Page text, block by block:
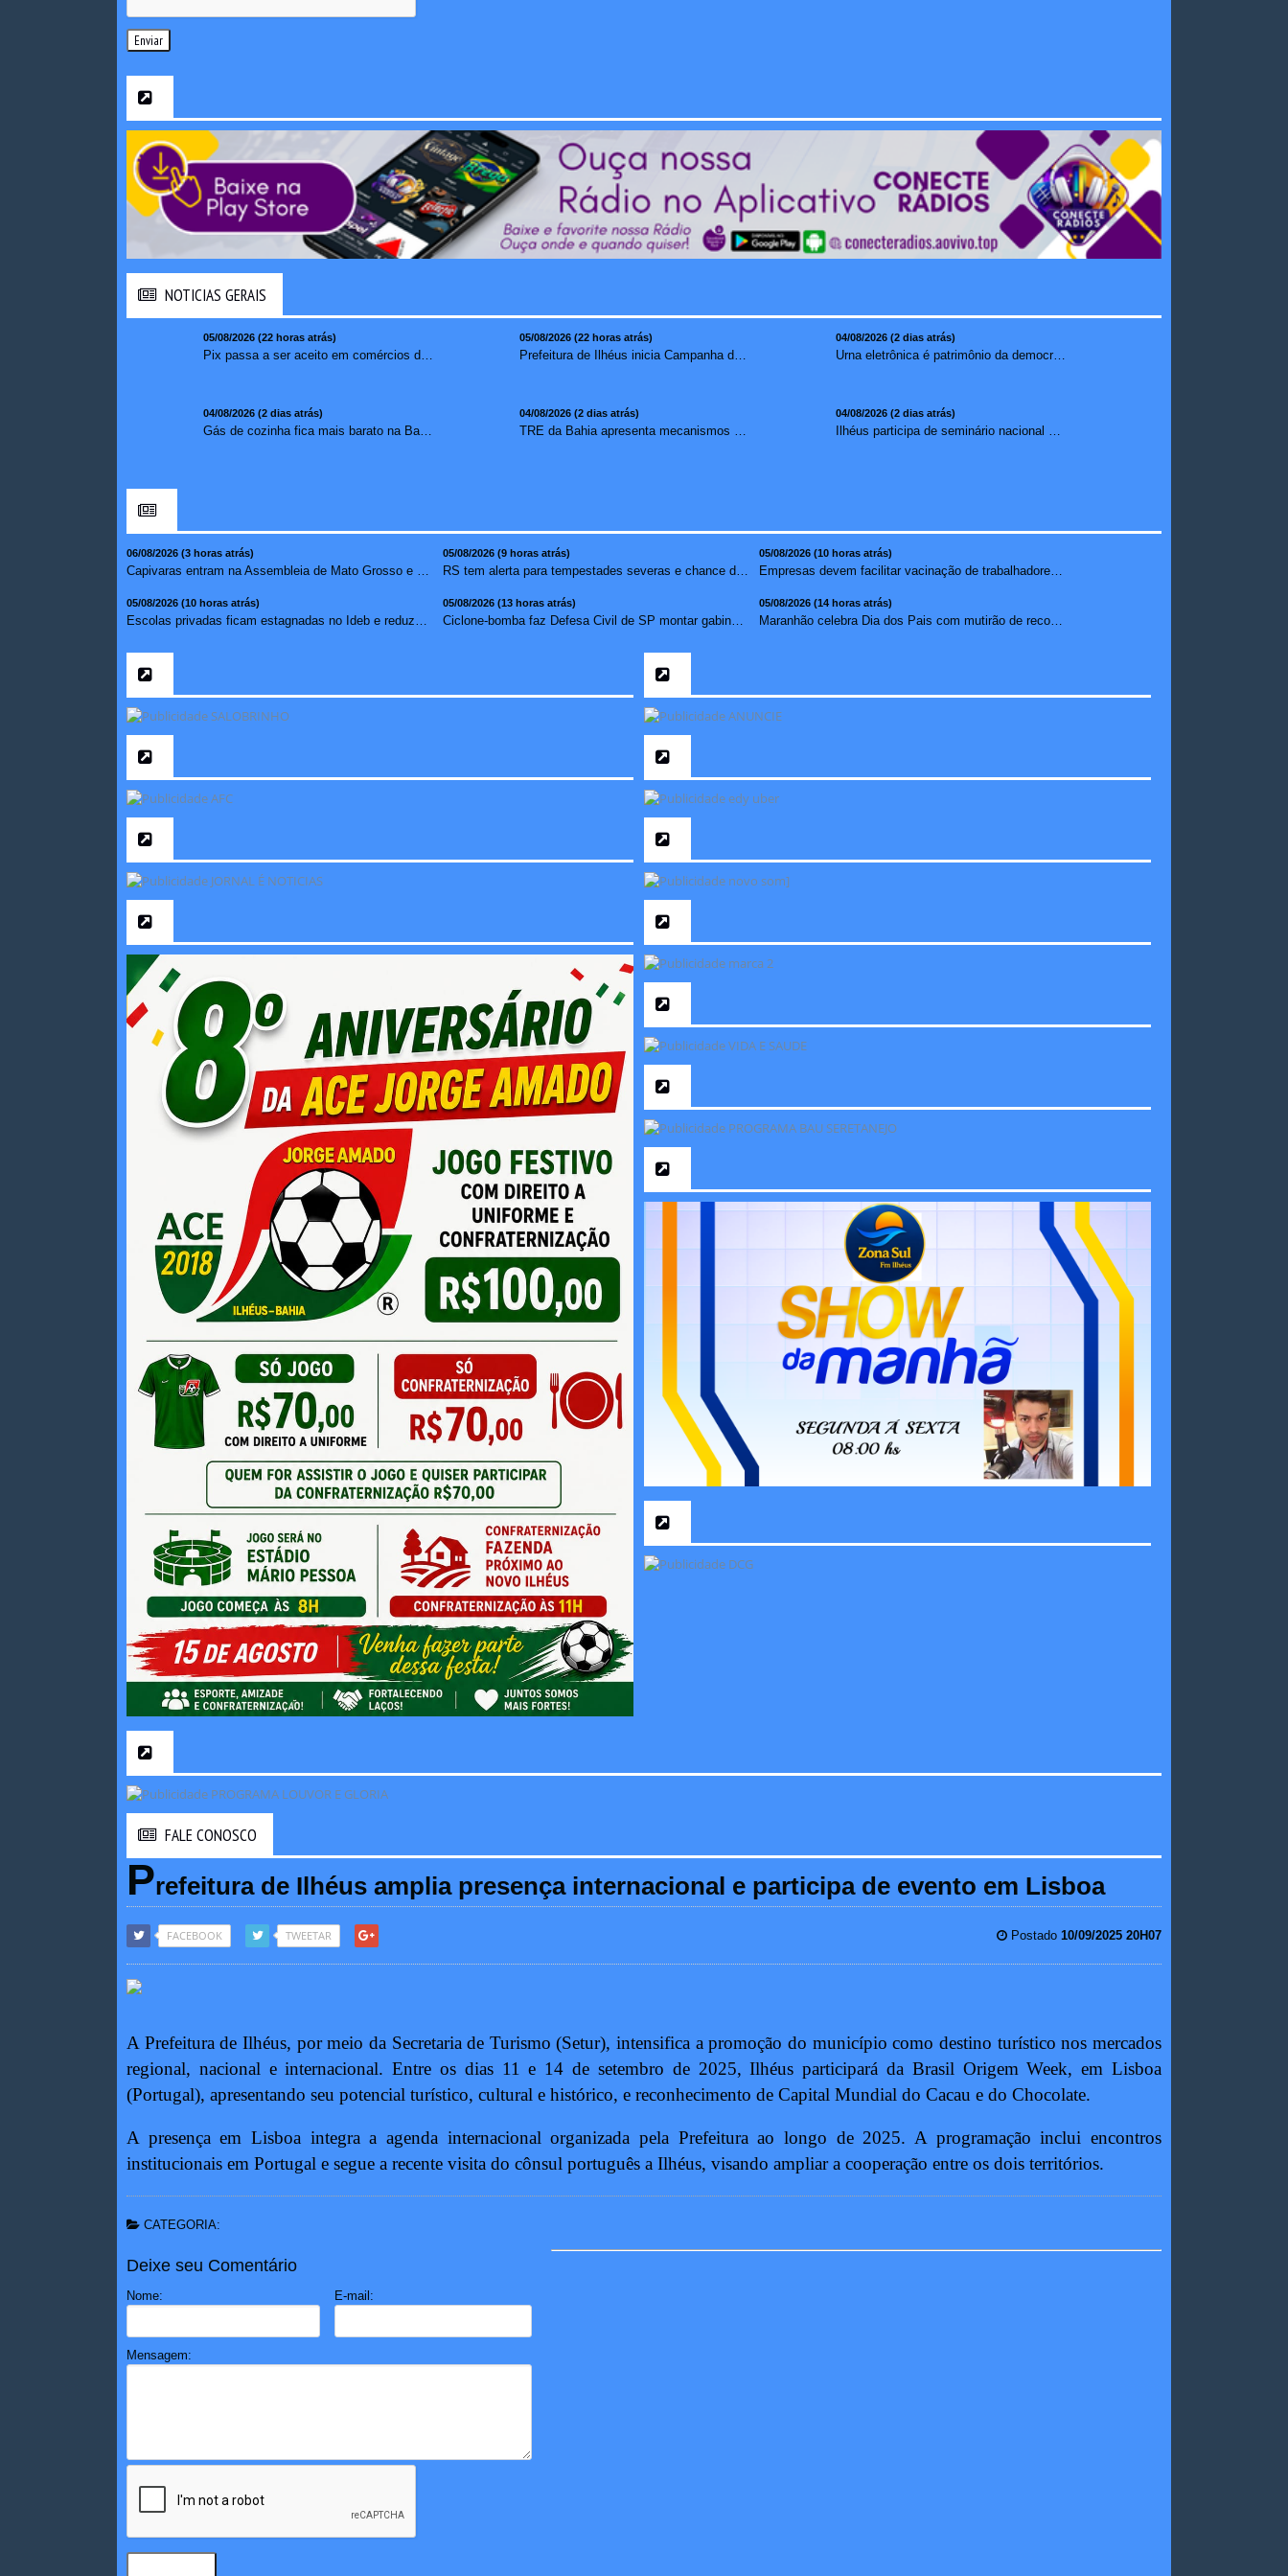
Enviar
NOTICIAS GERAIS
05/08/2026 (22 horas atrás) 05/08/2026 (22 horas atrás) 04/08/2026 (2 dias atrás)
Urna eletrônica é patrimônio da democracia, diz presidente do TSE
04/08/2026 (2 dias atrás) 04/08/2026 (2 dias atrás) 04/08/2026 (2 dias atrás)
06/08/2026 (3 horas atrás) 05/08/2026 (9 horas atrás) 05/08/2026 (10 horas atrás)
05/08/2026 (10 horas atrás) 05/08/2026 (13 horas atrás) 05/08/2026 (14 horas atrás)
FALE CONOSCO
Prefeitura de Ilhéus amplia presença internacional e participa de evento em Lisboa
FACEBOOK TWEETAR Postado 10/09/2025 20H07
A Prefeitura de Ilhéus, por meio da Secretaria de Turismo (Setur), intensifica a promoção do município como destino turístico nos mercados
regional, nacional e internacional. Entre os dias 11 e 14 de setembro de 2025, Ilhéus participará da Brasil Origem Week, em Lisboa
(Portugal), apresentando seu potencial turístico, cultural e histórico, e reconhecimento de Capital Mundial do Cacau e do Chocolate.
A presença em Lisboa integra a agenda internacional organizada pela Prefeitura ao longo de 2025. A programação inclui encontros
institucionais em Portugal e segue a recente visita do cônsul português a Ilhéus, visando ampliar a cooperação entre os dois territórios.
CATEGORIA:
Deixe seu Comentário
Nome: E-mail:
Mensagem: